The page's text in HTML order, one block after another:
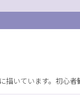
いています。初心者